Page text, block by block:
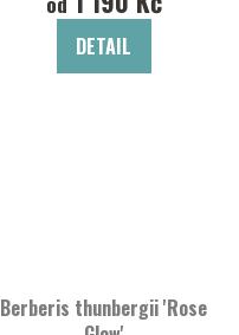
DETAIL
Berberis thunbergii 'Rose